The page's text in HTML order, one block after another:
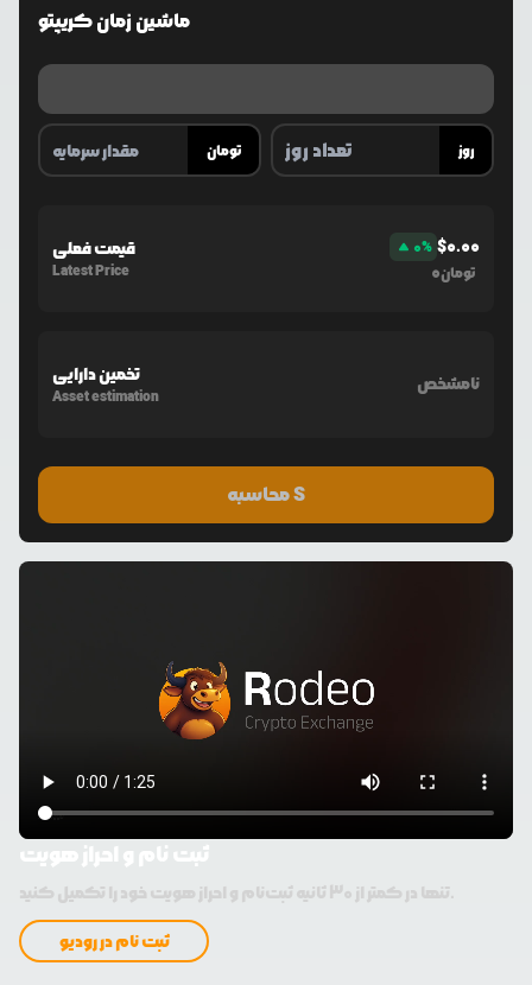
ماشین زمان کریپتو
تومان روز
قیمت فعلی
Latest Price
0% $0.00
0تومان
تخمین دارایی
Asset estimation
نامشخص
محاسبه S
تنها در کمتر از 30 ثانیه ثبت‌نام و احراز هویت خود را تکمیل کنید.
ثبت نام در رودیو